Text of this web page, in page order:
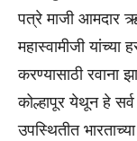
पत्रे माजी आमदार
महास्वामीजी यांच्या
करण्यासाठी रवाना
कोल्हापूर येथून हे
उपस्थितीत